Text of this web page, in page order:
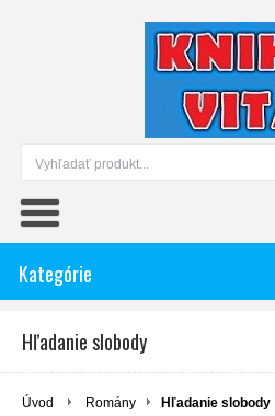
Kategórie
Hľadanie slobody
Úvod Romány Hľadanie slobody